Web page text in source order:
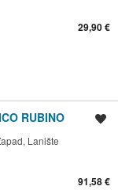
29,90 €
RUBINO
Lanište
91,58 €